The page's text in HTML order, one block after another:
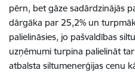
pērn, bet gāze sadārdzinājās
dārgāka par 25,2% un
palielināsies, jo pašvaldības
uzņēmumi turpina palielināt
atbalsta siltumenerģijas cenu